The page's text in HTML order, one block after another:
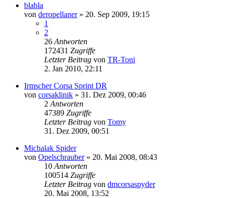
blabla
von deropellaner» 20. Sep 2009, 19:15
1
2
26 Antworten
172431 Zugriffe
Letzter Beitrag von TR-Toni
2. Jan 2010, 22:11
Irmscher Corsa Sprint DR
von corsaklinik » 31. Dez 2009, 00:46
2 Antworten
47389 Zugriffe
Letzter Beitrag von Tomy
31. Dez 2009, 00:51
Michalak Spider
von Opelschrauber» 20. Mai 2008, 08:43
10 Antworten
100514 Zugriffe
Letzter Beitrag von dmcorsaspyder
20. Mai 2008, 13:52